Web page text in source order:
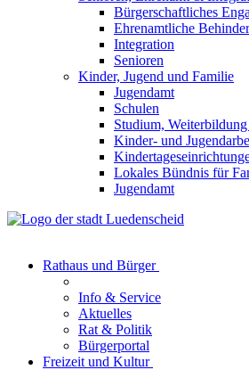
Bürgerschaftliches
Ehrenamtliche
Integration
Senioren
Kinder, Jugend und Familie
Jugendamt
Schulen
Studium,
Kinder- und
Lokales Bündnis für
Jugendamt
Rathaus und Bürger
Info & Service
Aktuelles
Rat & Politik
Bürgerportal
Freizeit und Kultur